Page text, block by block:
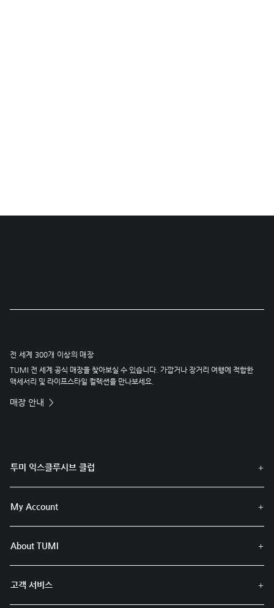
전 세계 300개 이상의 매장
TUMI 전 세계 공식 매장을 찾아보실 수 있습니다. 가깝거나 장거리 여행에 적합한
액세서리 및 라이프스타일 컬렉션을 만나보세요.
매장 안내
투미 익스클루시브 클럽
My Account
About TUMI
고객 서비스